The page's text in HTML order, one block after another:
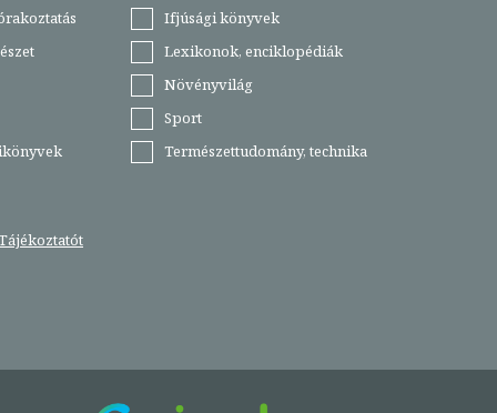
Ifjúsági könyvek
Lexikonok, enciklopédiák
Növényvilág
Sport
Természettudomány, technika